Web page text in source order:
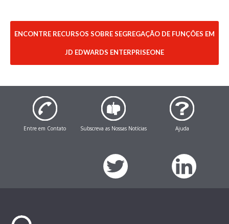
ENCONTRE RECURSOS SOBRE SEGREGAÇÃO DE FUNÇÕES EM
JD EDWARDS ENTERPRISEONE
Entre em Contato Subscreva as Nossas Notícias Ajuda